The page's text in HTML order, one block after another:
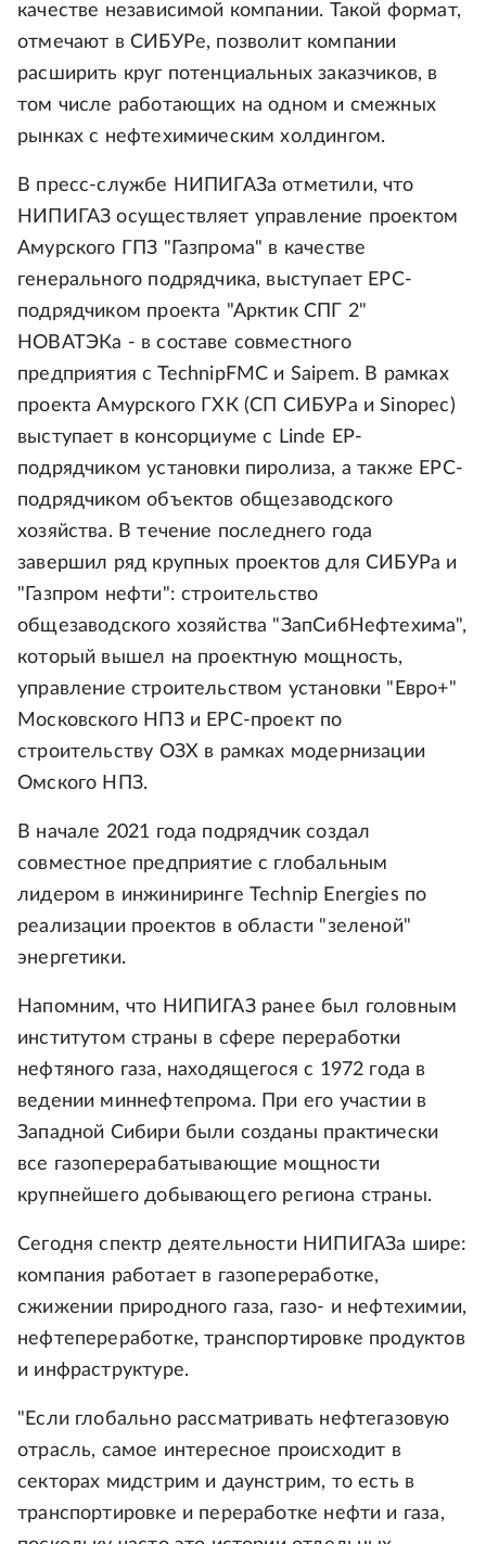
качестве независимой компании. Такой формат,
отмечают в СИБУРе, позволит компании
расширить круг потенциальных заказчиков, в
том числе работающих на одном и смежных
рынках с нефтехимическим холдингом.
В пресс-службе НИПИГАЗа отметили, что
НИПИГАЗ осуществляет управление проектом
Амурского ГПЗ "Газпрома" в качестве
генерального подрядчика, выступает EPC-
подрядчиком проекта "Арктик СПГ 2"
НОВАТЭКа - в составе совместного
предприятия c TechnipFMC и Saipem. В рамках
проекта Амурского ГХК (СП СИБУРа и Sinopec)
выступает в консорциуме с Linde EP-
подрядчиком установки пиролиза, а также EPC-
подрядчиком объектов общезаводского
хозяйства. В течение последнего года
завершил ряд крупных проектов для СИБУРа и
"Газпром нефти": строительство
общезаводского хозяйства "ЗапСибНефтехима",
который вышел на проектную мощность,
управление строительством установки "Евро+"
Московского НПЗ и EPC-проект по
строительству ОЗХ в рамках модернизации
Омского НПЗ.
В начале 2021 года подрядчик создал
совместное предприятие с глобальным
лидером в инжиниринге Technip Energies по
реализации проектов в области "зеленой"
энергетики.
Напомним, что НИПИГАЗ ранее был головным
институтом страны в сфере переработки
нефтяного газа, находящегося с 1972 года в
ведении миннефтепрома. При его участии в
Западной Сибири были созданы практически
все газоперерабатывающие мощности
крупнейшего добывающего региона страны.
Сегодня спектр деятельности НИПИГАЗа шире:
компания работает в газопереработке,
сжижении природного газа, газо- и нефтехимии,
нефтепереработке, транспортировке продуктов
и инфраструктуре.
"Если глобально рассматривать нефтегазовую
отрасль, самое интересное происходит в
секторах мидстрим и даунстрим, то есть в
транспортировке и переработке нефти и газа,